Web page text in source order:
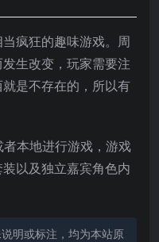
疯狂的趣味游戏。周
生改变，玩家需要注
是不存在的，所以有
本地进行游戏，游戏
以及独立嘉宾角色内
明或标注，均为本站原